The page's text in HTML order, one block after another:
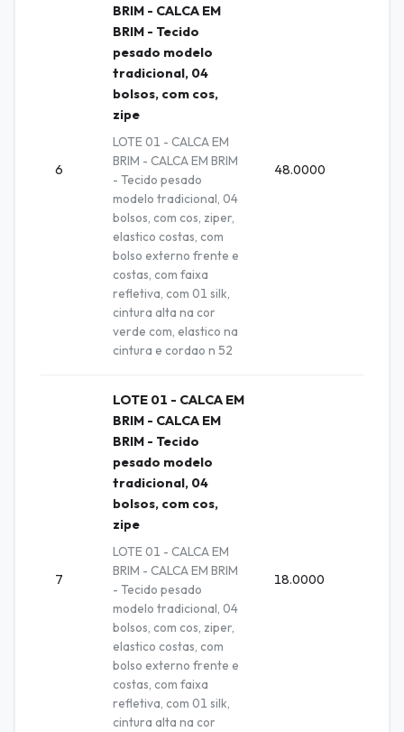
6
BRIM - CALCA EM
BRIM - Tecido
pesado modelo
tradicional, 04
bolsos, com cos,
zipe
LOTE 01 - CALCA EM
BRIM - CALCA EM BRIM
- Tecido pesado
modelo tradicional, 04
bolsos, com cos, ziper,
elastico costas, com
bolso externo frente e
costas, com faixa
refletiva, com 01 silk,
cintura alta na cor
verde com, elastico na
cintura e cordao n 52
48.0000
7
LOTE 01 - CALCA EM
BRIM - CALCA EM
BRIM - Tecido
pesado modelo
tradicional, 04
bolsos, com cos,
zipe
LOTE 01 - CALCA EM
BRIM - CALCA EM BRIM
- Tecido pesado
modelo tradicional, 04
bolsos, com cos, ziper,
elastico costas, com
bolso externo frente e
costas, com faixa
refletiva, com 01 silk,
cintura alta na cor
18.0000